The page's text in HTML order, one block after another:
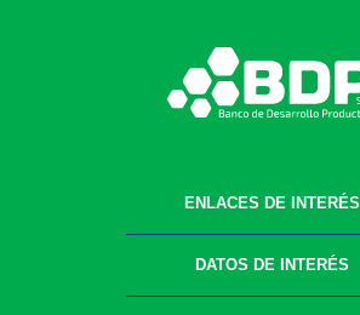
ENLACES DE INTERÉS
DATOS DE INTERÉS